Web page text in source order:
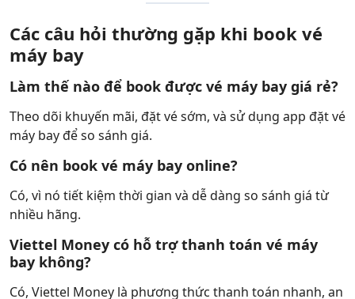
Các câu hỏi thường gặp khi book vé
máy bay
Làm thế nào để book được vé máy bay giá rẻ?
Theo dõi khuyến mãi, đặt vé sớm, và sử dụng app đặt vé
máy bay để so sánh giá.
Có nên book vé máy bay online?
Có, vì nó tiết kiệm thời gian và dễ dàng so sánh giá từ
nhiều hãng.
Viettel Money có hỗ trợ thanh toán vé máy
bay không?
Có, Viettel Money là phương thức thanh toán nhanh, an